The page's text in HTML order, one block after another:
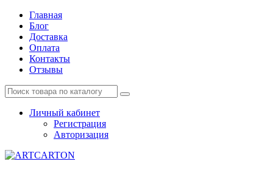
Главная
Блог
Доставка
Оплата
Контакты
Отзывы
Личный кабинет
Регистрация
Авторизация